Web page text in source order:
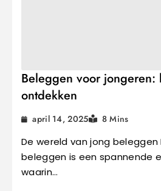
Beleggen voor jongeren:
ontdekken
april 14, 2025 8 Mins
De wereld van jong beleggen
beleggen is een spannende
waarin…